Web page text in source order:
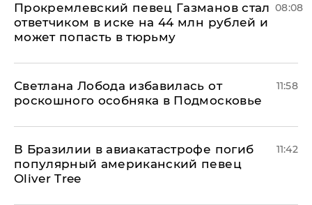
Прокремлевский певец Газманов стал
ответчиком в иске на 44 млн рублей и
может попасть в тюрьму
08:08
Светлана Лобода избавилась от
роскошного особняка в Подмосковье
11:58
В Бразилии в авиакатастрофе погиб
популярный американский певец
Oliver Tree
11:42